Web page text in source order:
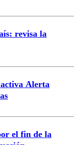
revisa la
Alerta
el fin de la